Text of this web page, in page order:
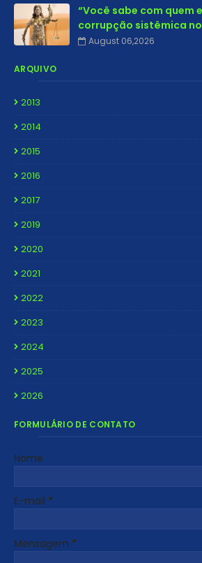
“Você sabe com quem
corrupção sistêmica
August 06,2026
ARQUIVO
2013
2014
2015
2016
2017
2019
2020
2021
2022
2023
2024
2025
2026
FORMULÁRIO DE CONTATO
Nome
E-mail *
Mensagem *